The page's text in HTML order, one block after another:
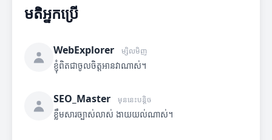
មតិអ្នកប្រើ
WebExplorer ម្សិលមិញ
ខ្ញុំពិតជាចូលចិត្តអានវាណាស់។
SEO_Master មុននេះបន្តិច
ខ្លឹមសារច្បាស់លាស់ ងាយយល់ណាស់។